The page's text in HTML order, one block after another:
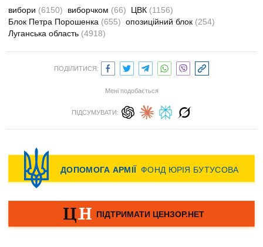
вибори (6150) виборчком (66) ЦВК (1156)
Блок Петра Порошенка (655) опозиційний блок (254)
Луганська область (4918)
ПОДІЛИТИСЯ:
Мені подобається
ПІДСУМУВАТИ: